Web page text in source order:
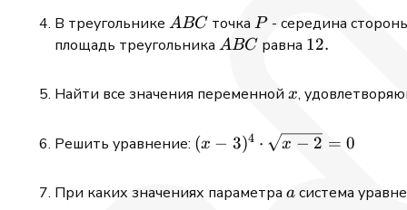
В треугольнике A
B
A BC точкаP
P - середина
площадь треугольника A
A BC равна 12
12.
Найти все значения переменнойx
x,
Решить уравнение: (x-
\sqrt{x-
(x − 3)4 ⋅ x − 2 = 0
При каких значениях параметраa
a система